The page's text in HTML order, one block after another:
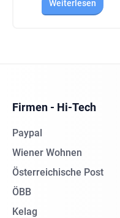
Weiterlesen
Firmen - Hi-Tech
Paypal
Wiener Wohnen
Österreichische Post
ÖBB
Kelag